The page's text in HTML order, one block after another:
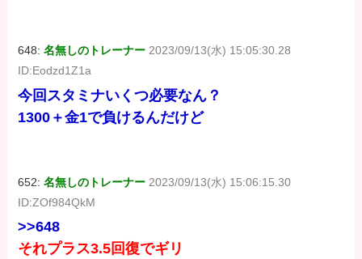
648:名無しのトレーナー 2023/09/13(水) 15:05:30.28
ID:Eodzd1Z1a
今回スタミナいくつ必要なん？
1300＋金1で負けるんだけど
652:名無しのトレーナー 2023/09/13(水) 15:06:15.30
ID:ZOf984QkM
>>648
それプラス3.5回復でギリ